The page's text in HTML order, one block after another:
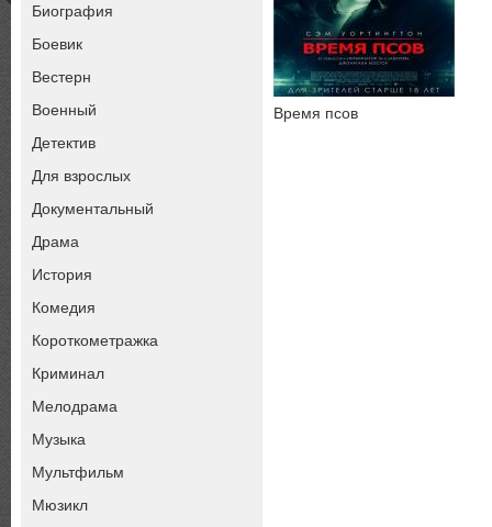
Биография
Боевик
Вестерн
Военный
Детектив
Для взрослых
Документальный
Драма
История
Комедия
Короткометражка
Криминал
Мелодрама
Музыка
Мультфильм
Мюзикл
Время псов